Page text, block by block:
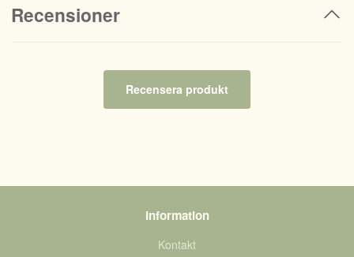
Recensioner
Recensera produkt
Information
Kontakt